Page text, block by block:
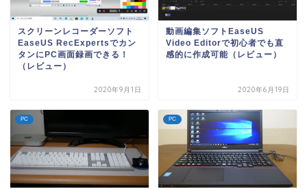
スクリーンレコーダーソフト
EaseUS RecExpertsでカン
タンにPC画面録画できる！
（レビュー）
2020年9月1日
動画編集ソフトEaseUS
Video Editorで初心者でも直
感的に作成可能（レビュー）
2020年6月19日
PC PC